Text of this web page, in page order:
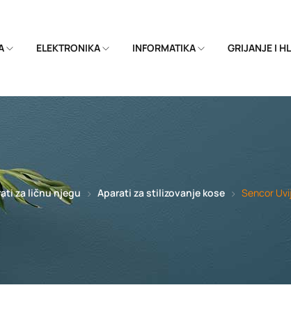
ELEKTRONIKA INFORMATIKA GRIJANJE I
za ličnu njegu Aparati za stilizovanje kose Sencor